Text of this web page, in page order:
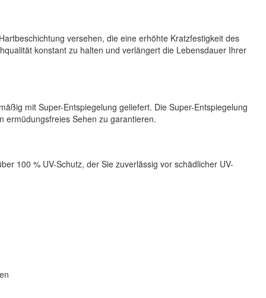
versehen, die eine erhöhte Kratzfestigkeit des
konstant zu halten und verlängert die Lebensdauer Ihrer
mit Super-Entspiegelung geliefert. Die Super-Entspiegelung
ermüdungsfreies Sehen zu garantieren.
100 % UV-Schutz, der Sie zuverlässig vor schädlicher UV-